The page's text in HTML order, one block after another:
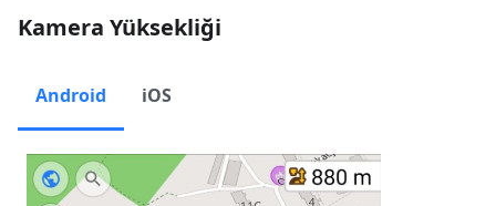
Kamera Yüksekliği
Android iOS